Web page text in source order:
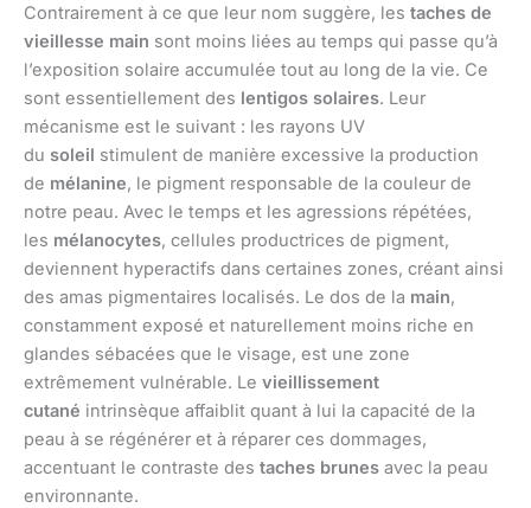
Contrairement à ce que leur nom suggère, les taches de
vieillesse main sont moins liées au temps qui passe qu’à
l’exposition solaire accumulée tout au long de la vie. Ce
sont essentiellement des lentigos solaires. Leur
mécanisme est le suivant : les rayons UV
du soleil stimulent de manière excessive la production
de mélanine, le pigment responsable de la couleur de
notre peau. Avec le temps et les agressions répétées,
les mélanocytes, cellules productrices de pigment,
deviennent hyperactifs dans certaines zones, créant ainsi
des amas pigmentaires localisés. Le dos de la main,
constamment exposé et naturellement moins riche en
glandes sébacées que le visage, est une zone
extrêmement vulnérable. Le vieillissement
cutané intrinsèque affaiblit quant à lui la capacité de la
peau à se régénérer et à réparer ces dommages,
accentuant le contraste des taches brunes avec la peau
environnante.